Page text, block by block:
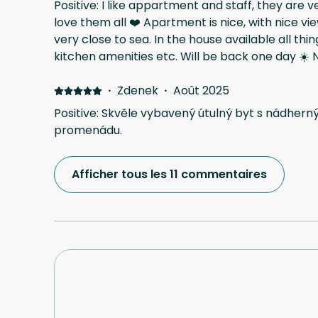
Positive: I like appartment and staff, they are
love them all ❤️ Apartment is nice, with nice
very close to sea. In the house available all
kitchen amenities etc. Will be back one day ☀️
system is not working properly, I'd prefer better
available for a house which is not comfortable
recommend changing bedsheets and towels 3
washing machine or facility to wash them. We
get towels and bedsheets. It's not a complaint,
for better service.
· Zdenek · Août 2025
Positive: Skvěle vybavený útulný byt s
promenádu.
Afficher tous les 11 commentaires